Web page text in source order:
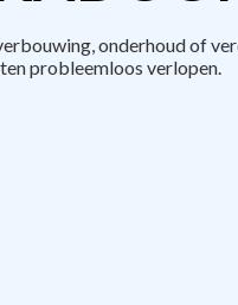
onderhoud of
probleemloos verlopen.